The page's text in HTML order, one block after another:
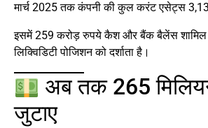
मार्च 2025 तक कंपनी की कुल करंट एसेट्स
इसमें 259 करोड़ रुपये कैश और बैंक बैलेंस
लिक्विडिटी पोजिशन को दर्शाता है।
अब तक 265
जुटाए